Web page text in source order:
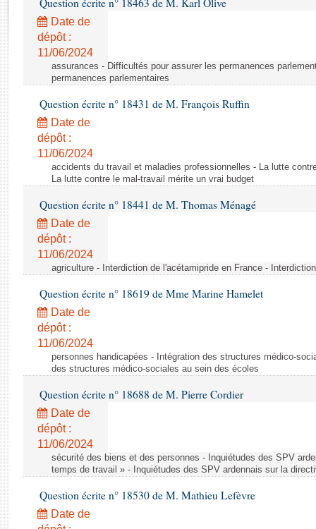
Rapports d'enquête
Rapports législatifs
Rapports sur l'application des lois
Baromètre de l’application des lois
Budget et sécurité sociale
Questions écrites et orales
Comptes rendus des débats
Question écrite n° 18463 de M. Karl Olive
Date de
dépôt :
11/06/2024
assurances - Difficultés pour assurer les permanences
permanences parlementaires
Question écrite n° 18431 de M. François Ruffin
Date de
dépôt :
11/06/2024
accidents du travail et maladies professionnelles - La lutte
La lutte contre le mal-travail mérite un vrai budget
Question écrite n° 18441 de M. Thomas Ménagé
Date de
dépôt :
11/06/2024
agriculture - Interdiction de l'acétamipride en France -
Question écrite n° 18619 de Mme Marine Hamelet
Date de
dépôt :
11/06/2024
personnes handicapées - Intégration des structures médico-
des structures médico-sociales au sein des écoles
Question écrite n° 18688 de M. Pierre Cordier
Date de
dépôt :
11/06/2024
sécurité des biens et des personnes - Inquiétudes des SPV
temps de travail » - Inquiétudes des SPV ardennais sur la
Question écrite n° 18530 de M. Mathieu Lefèvre
Date de